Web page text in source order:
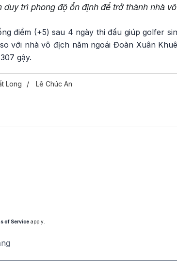
duy trì phong độ ổn định để trở thành nhà
điểm (+5) sau 4 ngày thi đấu giúp golfer
với nhà vô địch năm ngoái Đoàn Xuân
gậy.
Long Lê Chúc An
of Service apply.